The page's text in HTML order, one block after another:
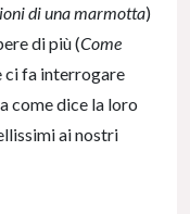
di una marmotta)
di più (Come
ci fa interrogare
come dice la loro
ai nostri